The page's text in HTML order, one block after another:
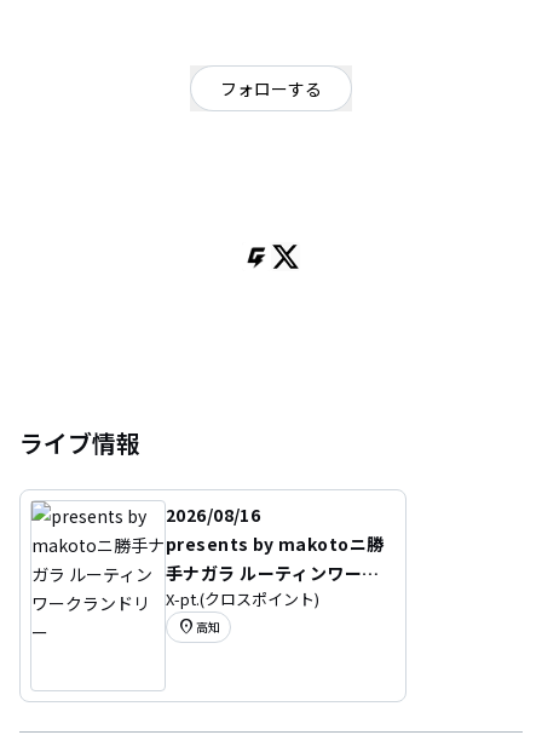
フォローする
Gt.ヒロンティー
ライブ情報
2026/08/16
presents by makotoニ勝
手ナガラ ルーティンワーク
ランドリー
X-pt.(クロスポイント)
location_on 高知